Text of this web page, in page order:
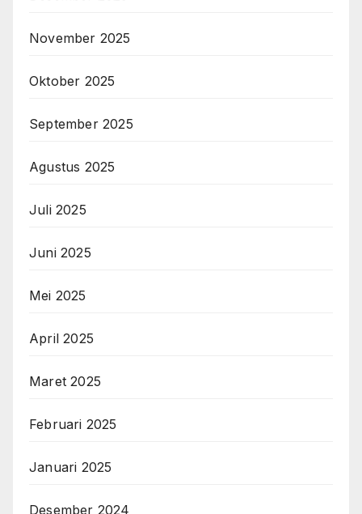
November 2025
Oktober 2025
September 2025
Agustus 2025
Juli 2025
Juni 2025
Mei 2025
April 2025
Maret 2025
Februari 2025
Januari 2025
Desember 2024